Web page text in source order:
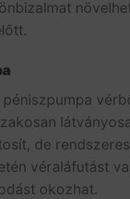
de
véraláfutást
okozhat.